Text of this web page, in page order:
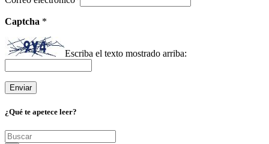
Captcha *
Escriba el texto mostrado arriba:
¿Qué te apetece leer?